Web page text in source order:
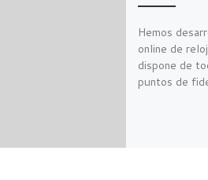
Hemos
online de
dispone de
puntos de